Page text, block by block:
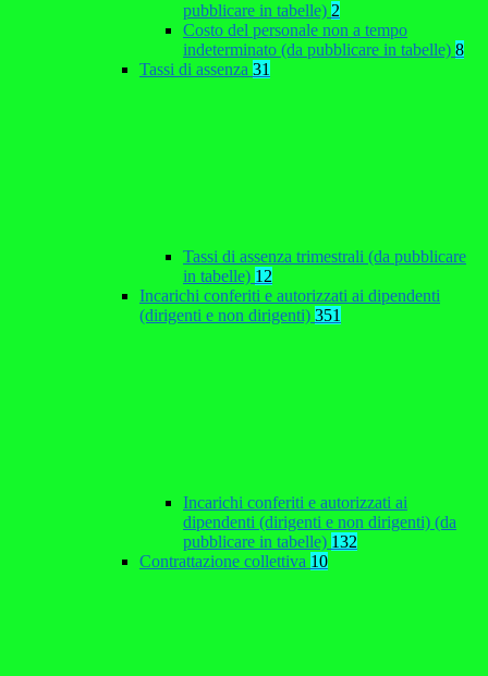
pubblicare in tabelle) 2
Costo del personale non a tempo
indeterminato (da pubblicare in tabelle) 8
Tassi di assenza 31
Tassi di assenza trimestrali (da pubblicare
in tabelle) 12
Incarichi conferiti e autorizzati ai dipendenti
(dirigenti e non dirigenti) 351
Incarichi conferiti e autorizzati ai
dipendenti (dirigenti e non dirigenti) (da
pubblicare in tabelle) 132
Contrattazione collettiva 10